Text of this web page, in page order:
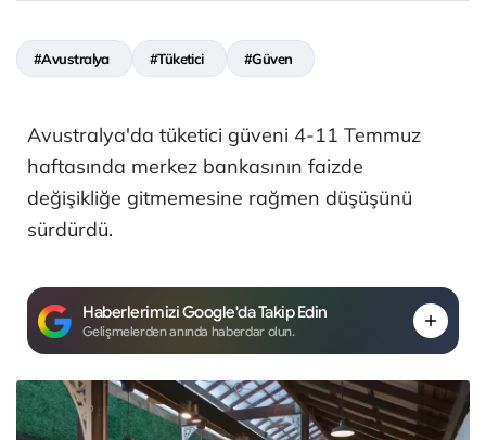
#Avustralya #Tüketici #Güven
Avustralya'da tüketici güveni 4-11 Temmuz
haftasında merkez bankasının faizde
değişikliğe gitmemesine rağmen düşüşünü
sürdürdü.
Haberlerimizi Google'da Takip Edin
Gelişmelerden anında haberdar olun.